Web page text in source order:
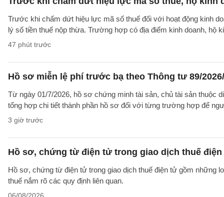
Trước khi chấm dứt hiệu lực mã số thuế đối với hoạt động kinh
lý số tiền thuế nộp thừa. Trường hợp có địa điểm kinh doanh, hộ
47 phút trước
Hồ sơ miễn lệ phí trước bạ theo Thông tư 89/
Từ ngày 01/7/2026, hồ sơ chứng minh tài sản, chủ tài sản thuộc
tổng hợp chi tiết thành phần hồ sơ đối với từng trường hợp để
3 giờ trước
Hồ sơ, chứng từ điện tử trong giao dịch thuế điện
Hồ sơ, chứng từ điện tử trong giao dịch thuế điện tử gồm những
thuế nắm rõ các quy định liên quan.